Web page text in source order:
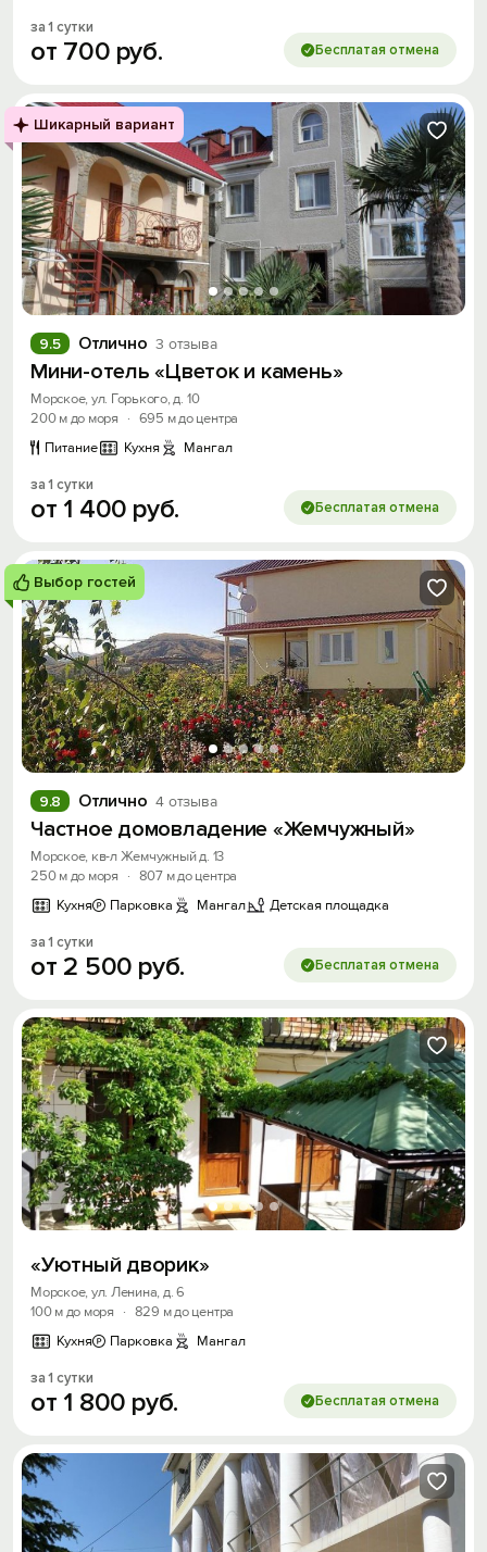
за 1 сутки
от 700 руб. Бесплатая отмена
Шикарный вариант
Отлично 3 отзыва
9.5
Мини-отель «Цветок и камень»
Морское, ул. Горького, д. 10
200 м до моря
· 695 м до центра
Питание
Кухня Мангал
за 1 сутки
от 1 400 руб. Бесплатая отмена
Выбор гостей
Отлично 4 отзыва
9.8
Частное домовладение «Жемчужный»
Морское, кв-л Жемчужный д. 13
250 м до моря
· 807 м до центра
Кухня
Парковка Мангал Детская площадка
за 1 сутки
от 2 500 руб. Бесплатая отмена
«Уютный дворик»
Морское, ул. Ленина, д. 6
100 м до моря
· 829 м до центра
Кухня
Парковка Мангал
за 1 сутки
от 1 800 руб. Бесплатая отмена